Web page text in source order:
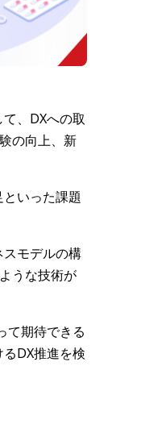
、DXへの取
の向上、新
いった課題
モデルの構
うな技術が
て期待できる
DX推進を検